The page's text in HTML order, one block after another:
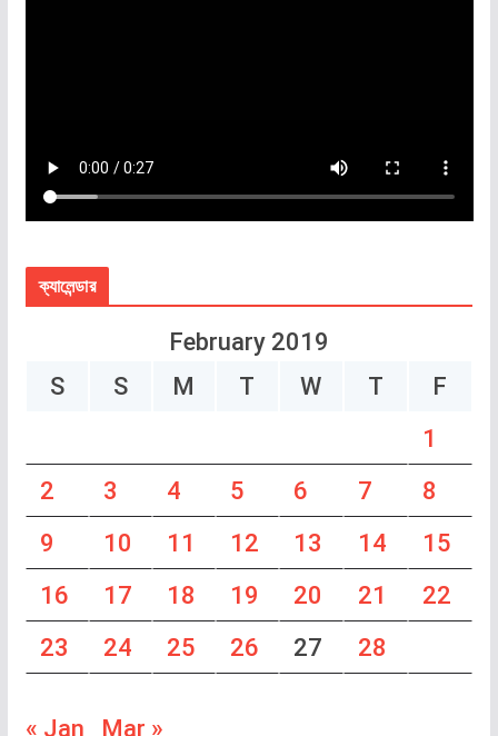
ক্যালেন্ডার
February 2019
S
S M T W T
F
1
2
3 4 5 6 7
8
9
10 11 12 13 14
15
16
17 18 19 20 21
22
23
24 25 26 27 28
« Jan Mar »